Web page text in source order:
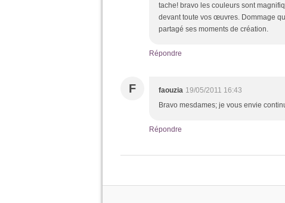
tache! bravo les couleurs sont
devant toute vos œuvres. Dommage
partagé ses moments de création.
Répondre
F faouzia 19/05/2011 16:43
Bravo mesdames; je vous envie
Répondre